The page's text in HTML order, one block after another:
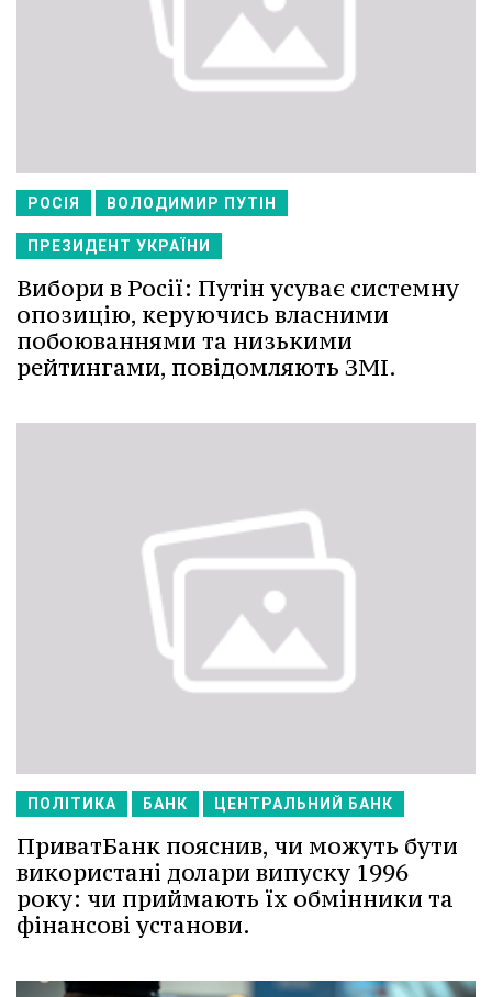
РОСІЯ ВОЛОДИМИР ПУТІН
ПРЕЗИДЕНТ УКРАЇНИ
Вибори в Росії: Путін усуває системну
опозицію, керуючись власними
побоюваннями та низькими
рейтингами, повідомляють ЗМІ.
ПОЛІТИКА БАНК ЦЕНТРАЛЬНИЙ БАНК
ПриватБанк пояснив, чи можуть бути
використані долари випуску 1996
року: чи приймають їх обмінники та
фінансові установи.